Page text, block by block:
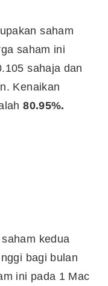
saham
saham ini
sahaja dan
Kenaikan
80.95%.
kedua
bagi bulan
ini pada 1 Mac